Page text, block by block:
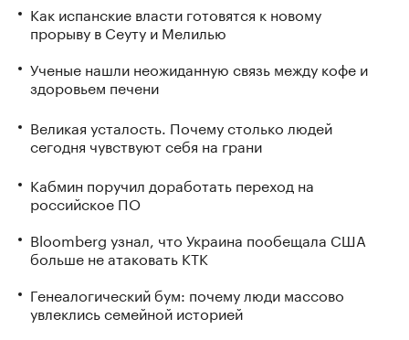
Как испанские власти готовятся к новому
прорыву в Сеуту и Мелилью
Ученые нашли неожиданную связь между кофе и
здоровьем печени
Великая усталость. Почему столько людей
сегодня чувствуют себя на грани
Кабмин поручил доработать переход на
российское ПО
Bloomberg узнал, что Украина пообещала США
больше не атаковать КТК
Генеалогический бум: почему люди массово
увлеклись семейной историей